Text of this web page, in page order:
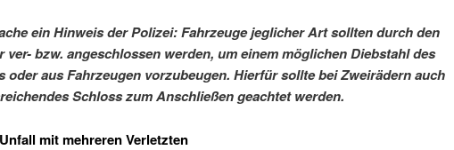
ein Hinweis der Polizei: Fahrzeuge jeglicher Art sollten durch den
ver- bzw. angeschlossen werden, um einem möglichen Diebstahl des
oder aus Fahrzeugen vorzubeugen. Hierfür sollte bei Zweirädern auch
Schloss zum Anschließen geachtet werden.
mit mehreren Verletzten